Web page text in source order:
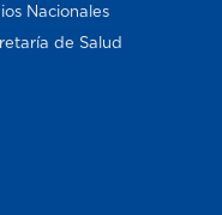
Nacionales
de Salud